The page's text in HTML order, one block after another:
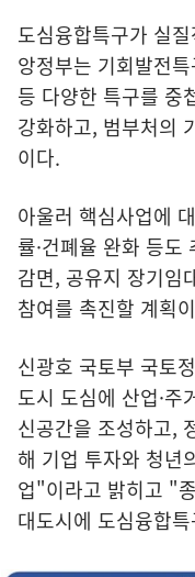
도심융합특구가 실
앙정부는 기회발전
등 다양한 특구를 중
강화하고, 범부처의
이다.
아울러 핵심사업에
률·건폐율 완화 등도
감면, 공유지 장기임
참여를 촉진할 계획
신광호 국토부 국토
도시 도심에 산업·주
신공간을 조성하고,
해 기업 투자와 청년
업"이라고 밝히고 "
대도시에 도심융합